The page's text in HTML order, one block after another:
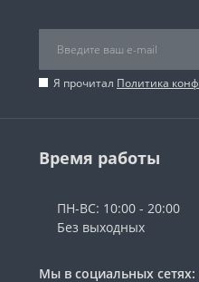
Я прочитал Политика
Время работы
ПН-ВС: 10:00 - 20:00
Без выходных
Мы в социальных сетях: